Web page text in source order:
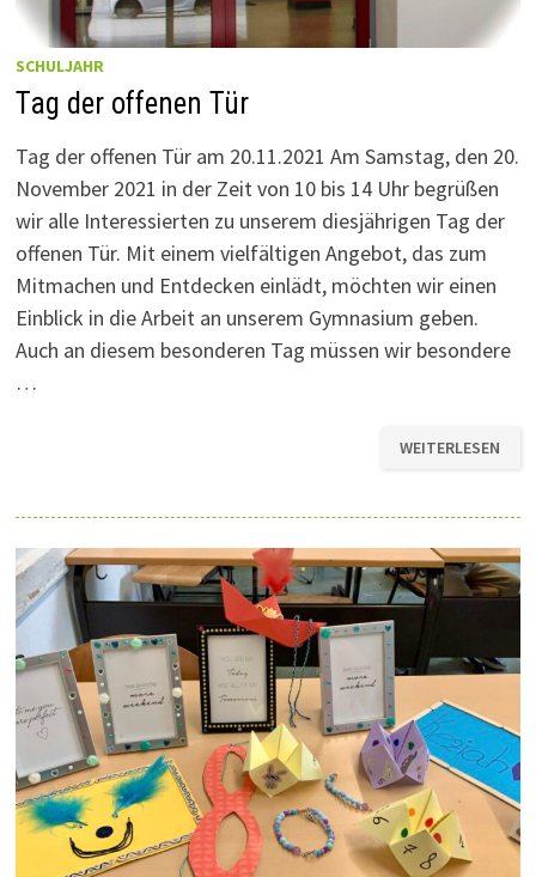
SCHULJAHR
Tag der offenen Tür
Tag der offenen Tür am 20.11.2021 Am Samstag, den 20.
November 2021 in der Zeit von 10 bis 14 Uhr begrüßen
wir alle Interessierten zu unserem diesjährigen Tag der
offenen Tür. Mit einem vielfältigen Angebot, das zum
Mitmachen und Entdecken einlädt, möchten wir einen
Einblick in die Arbeit an unserem Gymnasium geben.
Auch an diesem besonderen Tag müssen wir besondere
…
TAG
DER
WEITERLESEN